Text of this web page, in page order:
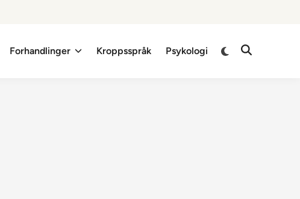
Forhandlinger Kroppsspråk Psykologi
Switch
Open